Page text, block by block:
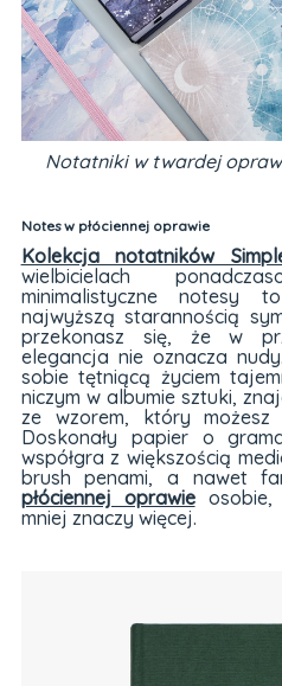
Notatniki w twardej
Notes w płóciennej oprawie
Kolekcja notatników
wielbicielach
minimalistyczne notesy
najwyższą starannością
przekonasz się, że w
elegancja nie oznacza
sobie tętniącą życiem
niczym w albumie sztuki,
ze wzorem, który możesz
Doskonały papier o
współgra z większością
brush penami, a nawet
płóciennej oprawieosobie,
mniej znaczy więcej.